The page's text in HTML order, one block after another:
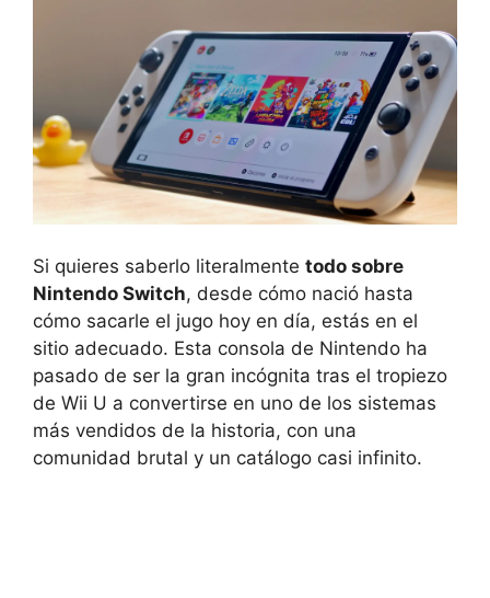
Si quieres saberlo literalmente todo sobre
Nintendo Switch, desde cómo nació hasta
cómo sacarle el jugo hoy en día, estás en el
sitio adecuado. Esta consola de Nintendo ha
pasado de ser la gran incógnita tras el tropiezo
de Wii U a convertirse en uno de los sistemas
más vendidos de la historia, con una
comunidad brutal y un catálogo casi infinito.